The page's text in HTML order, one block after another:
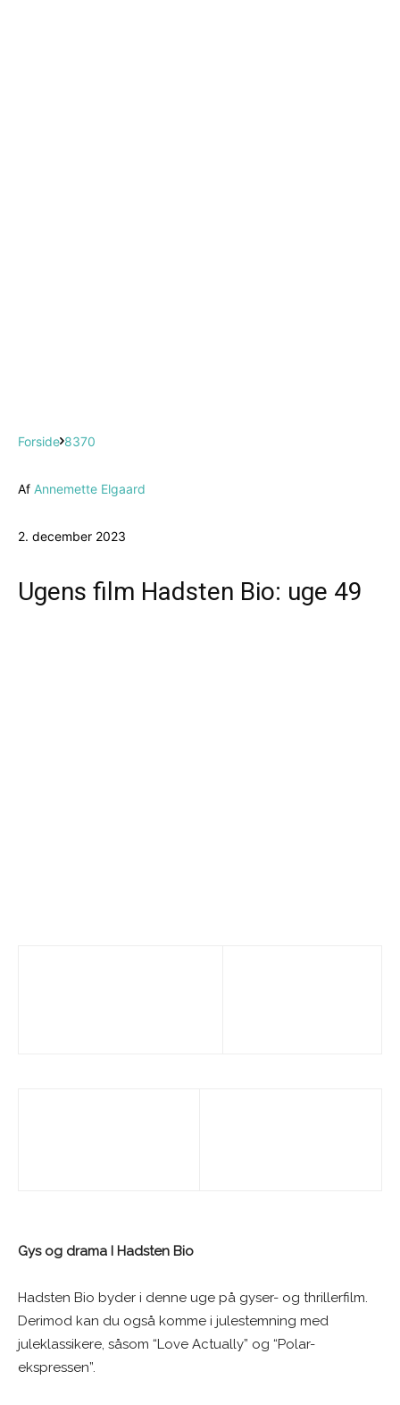
Forside 8370
Af Annemette Elgaard
2. december 2023
Ugens film Hadsten Bio: uge 49
Gys og drama I Hadsten Bio
Hadsten Bio byder i denne uge på gyser- og thrillerfilm.
Derimod kan du også komme i julestemning med
juleklassikere, såsom “Love Actually” og “Polar-
ekspressen”.